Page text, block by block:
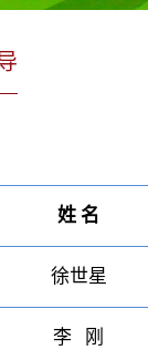
姓 名
徐世星
李 刚